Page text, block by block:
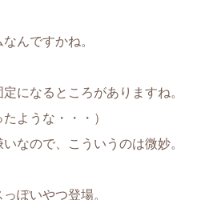
んですかね。
になるところがありますね。
ような・・・）
なので、こういうのは微妙。
ぽいやつ登場。